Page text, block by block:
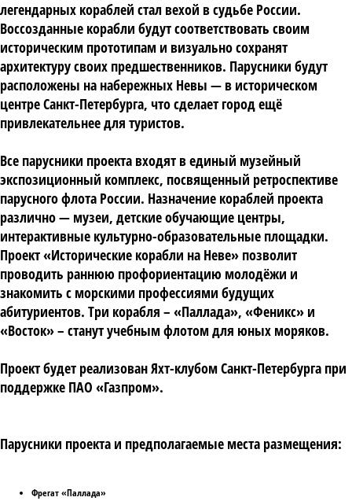
легендарных кораблей стал вехой в судьбе России.
Воссозданные корабли будут соответствовать своим
историческим прототипам и визуально сохранят
архитектуру своих предшественников. Парусники будут
расположены на набережных Невы — в историческом
центре Санкт-Петербурга, что сделает город ещё
привлекательнее для туристов.
Все парусники проекта входят в единый музейный
экспозиционный комплекс, посвященный ретроспективе
парусного флота России. Назначение кораблей проекта
различно — музеи, детские обучающие центры,
интерактивные культурно-образовательные площадки.
Проект «Исторические корабли на Неве» позволит
проводить раннюю профориентацию молодёжи и
знакомить с морскими профессиями будущих
абитуриентов. Три корабля – «Паллада», «Феникс» и
«Восток» – станут учебным флотом для юных моряков.
Проект будет реализован Яхт-клубом Санкт-Петербурга при
поддержке ПАО «Газпром».
Парусники проекта и предполагаемые места размещения:
Фрегат «Паллада»